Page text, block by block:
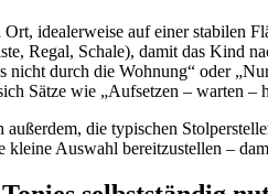
idealerweise auf einer stabilen
Regal, Schale), damit das Kind
nicht durch die Wohnung“ oder
Sätze wie „Aufsetzen – warten –
die typischen
Auswahl bereitzustellen –